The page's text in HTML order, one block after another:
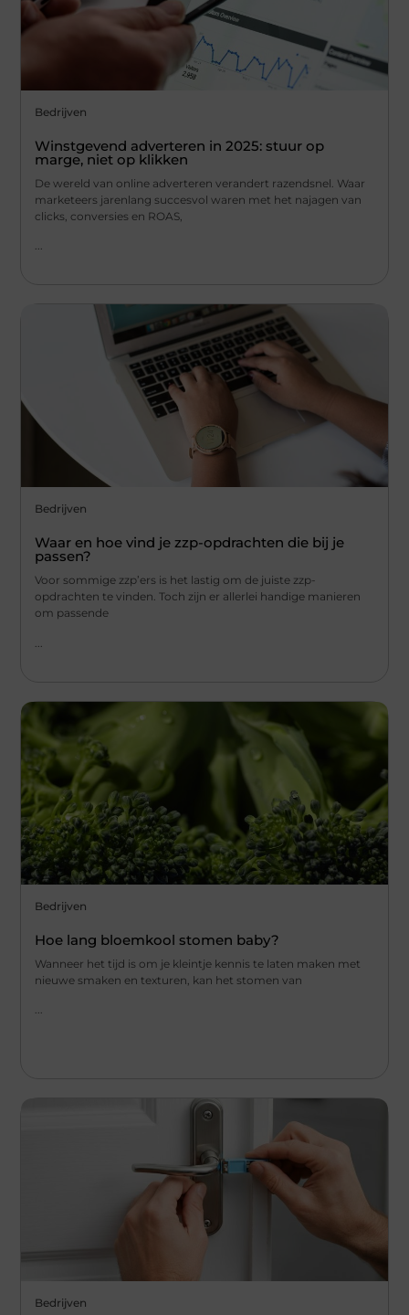
Bedrijven
Winstgevend adverteren in 2025: stuur op
marge, niet op klikken
De wereld van online adverteren verandert razendsnel. Waar
marketeers jarenlang succesvol waren met het najagen van
clicks, conversies en ROAS,
...
Bedrijven
Waar en hoe vind je zzp-opdrachten die bij je
passen?
Voor sommige zzp’ers is het lastig om de juiste zzp-
opdrachten te vinden. Toch zijn er allerlei handige manieren
om passende
Bedrijven
Hoe lang bloemkool stomen baby?
Wanneer het tijd is om je kleintje kennis te laten⁢ maken met
nieuwe ‌smaken⁤ en ​texturen,‌ kan het stomen ⁤van
Bedrijven